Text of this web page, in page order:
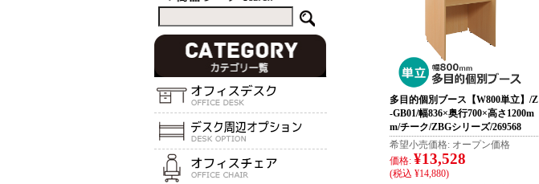
多目的個別ブース【W800単立】/Z
-GB01/幅836×奥行700×高さ1200m
m/チーク/ZBGシリーズ/269568
希望小売価格: オープン価格
価格: ¥13,528
(税込 ¥14,880)